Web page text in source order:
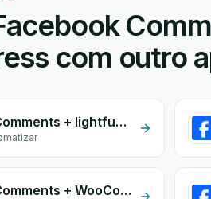
com outro
Facebook Comments + lightfunnels
Facebook Comments + WooCommerce